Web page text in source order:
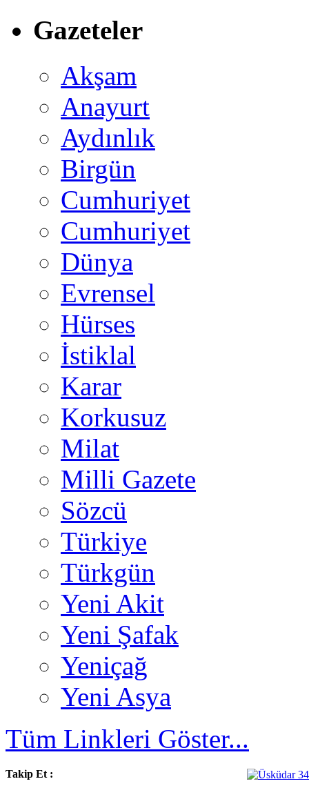
Gazeteler
Akşam
Anayurt
Aydınlık
Birgün
Cumhuriyet
Cumhuriyet
Dünya
Evrensel
Hürses
İstiklal
Karar
Korkusuz
Milat
Milli Gazete
Sözcü
Türkiye
Türkgün
Yeni Akit
Yeni Şafak
Yeniçağ
Yeni Asya
Tüm Linkleri Göster...
Takip Et :